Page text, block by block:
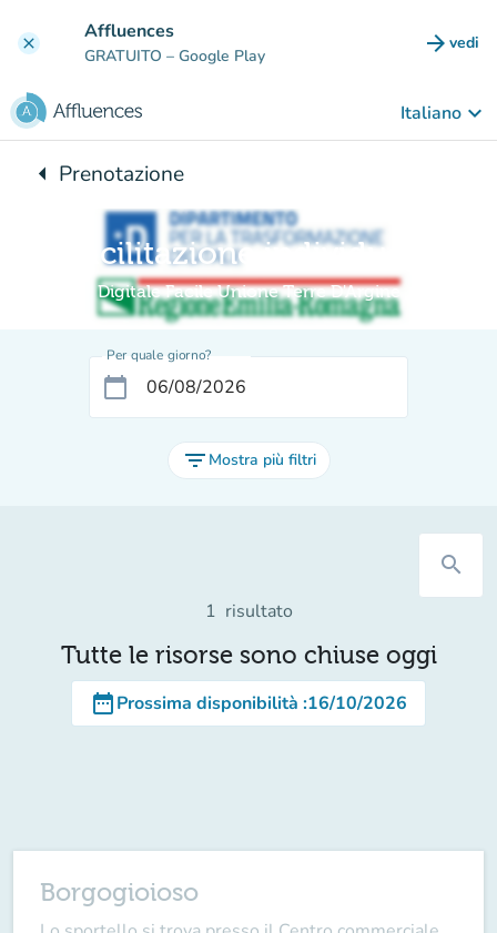
clear Affluences
GRATUITO – Google Play arrow_forward vedi
Italiano keyboard_arrow_down
arrow_leftTorna a:
Prenotazione
Facilitazione individuale
Digitale Facile Unione Terre D'Argine
Per quale giorno?
calendar_today
filter_list Mostra più filtri
search
1 risultato
Tutte le risorse sono chiuse oggi
date_rangeProssima disponibilità :16/10/2026
Borgogioioso